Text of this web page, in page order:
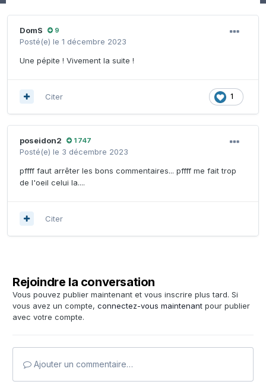
DomS 9
Posté(e) le 1 décembre 2023
Une pépite ! Vivement la suite !
1
Citer
poseidon2 1 747
Posté(e) le 3 décembre 2023
pffff faut arrêter les bons commentaires... pffff me fait trop
de l'oeil celui la....
Citer
Rejoindre la conversation
Vous pouvez publier maintenant et vous inscrire plus tard. Si
vous avez un compte, connectez-vous maintenant pour publier
avec votre compte.
Ajouter un commentaire…